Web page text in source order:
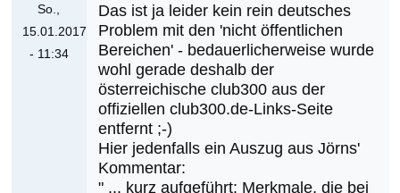
von
Tobias
Epple
So.,
15.01.2017
- 11:34
Das ist ja leider kein rein deutsches
Problem mit den 'nicht öffentlichen
Bereichen' - bedauerlicherweise wurde
wohl gerade deshalb der
österreichische club300 aus der
offiziellen club300.de-Links-Seite
entfernt ;-)
Hier jedenfalls ein Auszug aus Jörns'
Kommentar:
" ... kurz aufgeführt: Merkmale, die bei